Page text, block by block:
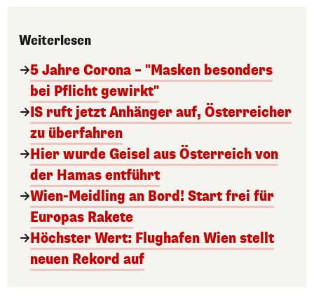
Weiterlesen
5 Jahre Corona – "Masken besonders
bei Pflicht gewirkt"
IS ruft jetzt Anhänger auf, Österreicher
zu überfahren
Hier wurde Geisel aus Österreich von
der Hamas entführt
Wien-Meidling an Bord! Start frei für
Europas Rakete
Höchster Wert: Flughafen Wien stellt
neuen Rekord auf